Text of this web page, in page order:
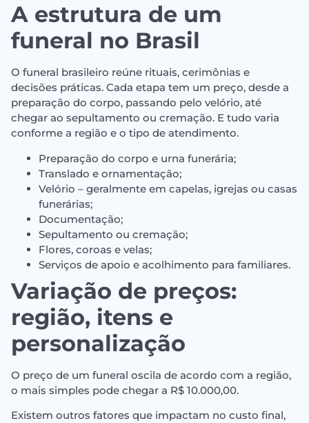
A estrutura de um
funeral no Brasil
O funeral brasileiro reúne rituais, cerimônias e
decisões práticas. Cada etapa tem um preço, desde a
preparação do corpo, passando pelo velório, até
chegar ao sepultamento ou cremação. E tudo varia
conforme a região e o tipo de atendimento.
Preparação do corpo e urna funerária;
Translado e ornamentação;
Velório – geralmente em capelas, igrejas ou casas
funerárias;
Documentação;
Sepultamento ou cremação;
Flores, coroas e velas;
Serviços de apoio e acolhimento para familiares.
Variação de preços:
região, itens e
personalização
O preço de um funeral oscila de acordo com a região,
o mais simples pode chegar a R$ 10.000,00.
Existem outros fatores que impactam no custo final,